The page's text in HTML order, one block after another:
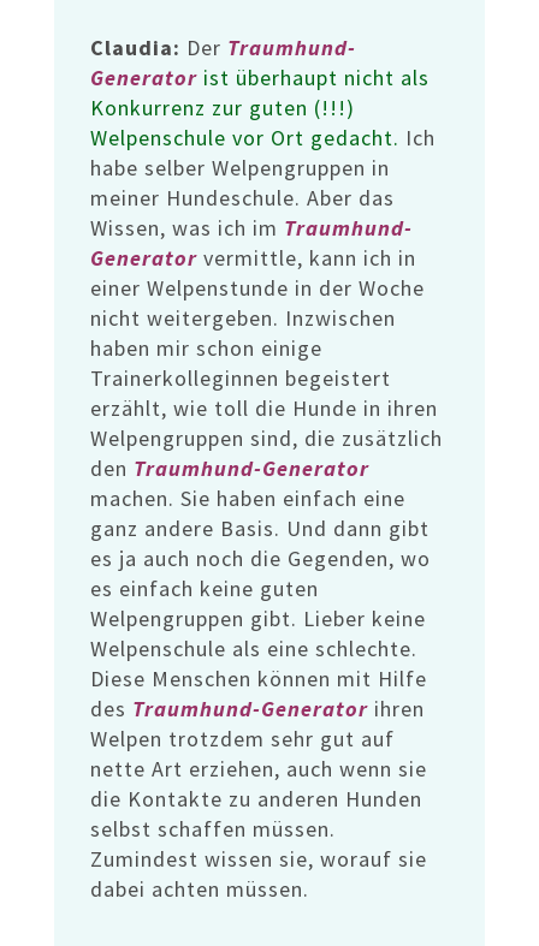
Claudia: Der Traumhund-
Generator ist überhaupt nicht als
Konkurrenz zur guten (!!!)
Welpenschule vor Ort gedacht. Ich
habe selber Welpengruppen in
meiner Hundeschule. Aber das
Wissen, was ich im Traumhund-
Generatorvermittle, kann ich in
einer Welpenstunde in der Woche
nicht weitergeben. Inzwischen
haben mir schon einige
Trainerkolleginnen begeistert
erzählt, wie toll die Hunde in ihren
Welpengruppen sind, die zusätzlich
den Traumhund-Generator
machen. Sie haben einfach eine
ganz andere Basis. Und dann gibt
es ja auch noch die Gegenden, wo
es einfach keine guten
Welpengruppen gibt. Lieber keine
Welpenschule als eine schlechte.
Diese Menschen können mit Hilfe
des Traumhund-Generatorihren
Welpen trotzdem sehr gut auf
nette Art erziehen, auch wenn sie
die Kontakte zu anderen Hunden
selbst schaffen müssen.
Zumindest wissen sie, worauf sie
dabei achten müssen.